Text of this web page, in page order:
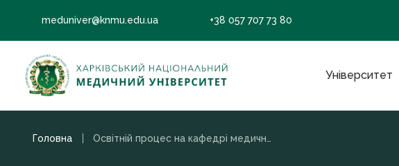
meduniver@knmu.edu.ua +38 057 707 73 80
Університет
Головна